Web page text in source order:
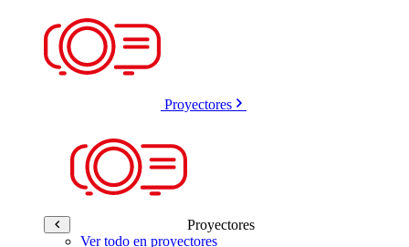
Proyectores
Proyectores
Ver todo en proyectores